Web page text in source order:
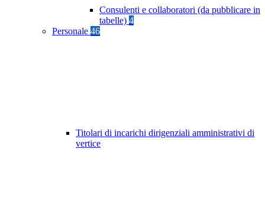
Consulenti e collaboratori (da pubblicare in
tabelle) 4
Personale 46
Titolari di incarichi dirigenziali amministrativi di
vertice